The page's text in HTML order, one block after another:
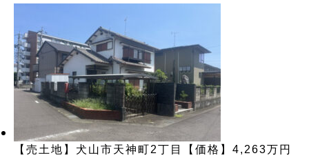
【売土地】犬山市天神町2丁目【価格】4,263万円